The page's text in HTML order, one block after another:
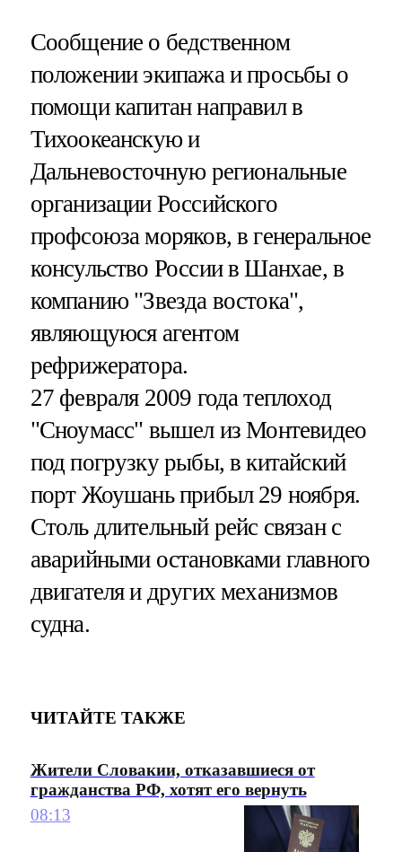
Сообщение о бедственном
положении экипажа и просьбы о
помощи капитан направил в
Тихоокеанскую и
Дальневосточную региональные
организации Российского
профсоюза моряков, в генеральное
консульство России в Шанхае, в
компанию "Звезда востока",
являющуюся агентом
рефрижератора.
27 февраля 2009 года теплоход
"Сноумасс" вышел из Монтевидео
под погрузку рыбы, в китайский
порт Жоушань прибыл 29 ноября.
Столь длительный рейс связан с
аварийными остановками главного
двигателя и других механизмов
судна.
ЧИТАЙТЕ ТАКЖЕ
Жители Словакии, отказавшиеся от
гражданства РФ, хотят его вернуть
08:13